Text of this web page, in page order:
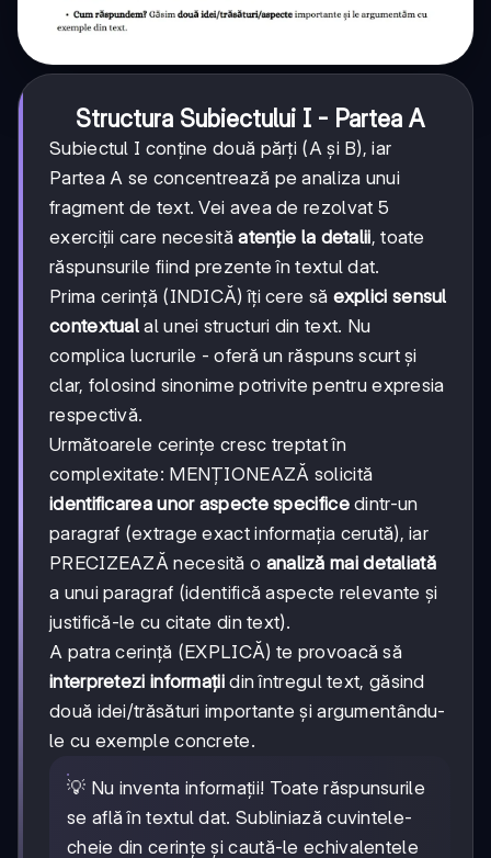
Structura Subiectului I - Partea A
Subiectul I conține două părți (A și B), iar
Partea A se concentrează pe analiza unui
fragment de text. Vei avea de rezolvat 5
exerciții care necesităatenție la detalii, toate
răspunsurile fiind prezente în textul dat.
Prima cerință (INDICĂ) îți cere să explici sensul
contextual al unei structuri din text. Nu
complica lucrurile - oferă un răspuns scurt și
clar, folosind sinonime potrivite pentru expresia
respectivă.
Următoarele cerințe cresc treptat în
complexitate: MENȚIONEAZĂ solicită
identificarea unor aspecte specificedintr-un
paragraf (extrage exact informația cerută), iar
PRECIZEAZĂ necesită o analiză mai detaliată
a unui paragraf (identifică aspecte relevante și
justifică-le cu citate din text).
A patra cerință (EXPLICĂ) te provoacă să
interpretezi informațiidin întregul text, găsind
două idei/trăsături importante și argumentându-
le cu exemple concrete.
💡 Nu inventa informații! Toate răspunsurile
se află în textul dat. Subliniază cuvintele-
cheie din cerințe și caută-le echivalentele